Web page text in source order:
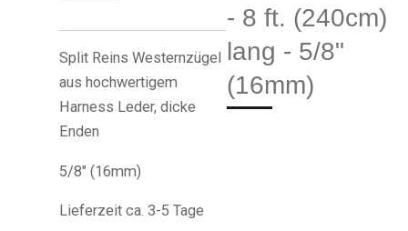
- 8 ft. (240cm)
lang - 5/8"
(16mm)
Split Reins Westernzügel
aus hochwertigem
Harness Leder, dicke
Enden
5/8" (16mm)
Lieferzeit ca. 3-5 Tage